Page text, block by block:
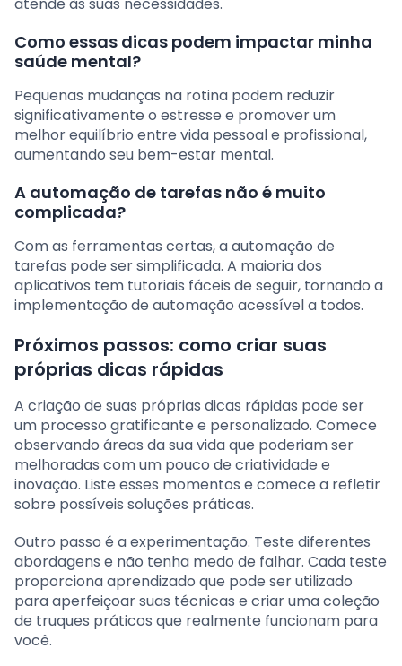
Como essas dicas podem impactar minha
saúde mental?
Pequenas mudanças na rotina podem reduzir
significativamente o estresse e promover um
melhor equilíbrio entre vida pessoal e profissional,
aumentando seu bem-estar mental.
A automação de tarefas não é muito
complicada?
Com as ferramentas certas, a automação de
tarefas pode ser simplificada. A maioria dos
aplicativos tem tutoriais fáceis de seguir, tornando a
implementação de automação acessível a todos.
Próximos passos: como criar suas
próprias dicas rápidas
A criação de suas próprias dicas rápidas pode ser
um processo gratificante e personalizado. Comece
observando áreas da sua vida que poderiam ser
melhoradas com um pouco de criatividade e
inovação. Liste esses momentos e comece a refletir
sobre possíveis soluções práticas.
Outro passo é a experimentação. Teste diferentes
abordagens e não tenha medo de falhar. Cada teste
proporciona aprendizado que pode ser utilizado
para aperfeiçoar suas técnicas e criar uma coleção
de truques práticos que realmente funcionam para
você.